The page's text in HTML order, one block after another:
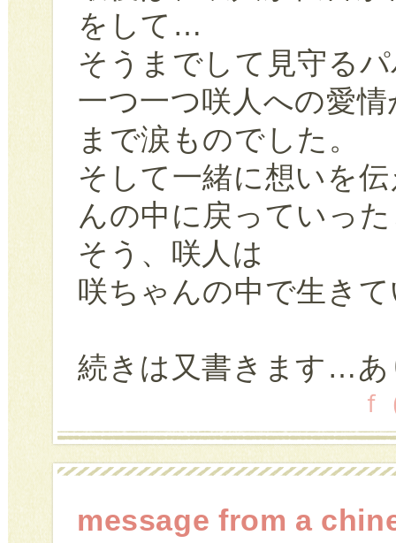
をして…
そうまでして見守る
一つ一つ咲人への愛
まで涙ものでした。
そして一緒に想いを
んの中に戻っていっ
そう、咲人は
咲ちゃんの中で生き
続きは又書きます…
message from a